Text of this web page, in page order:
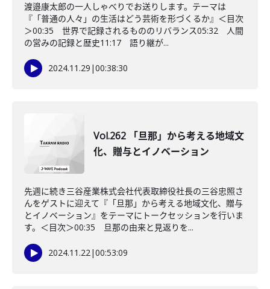
渡邉康太郎の一人しゃべりでお送りします。テーマは
『「普通の人々」の生活はどう芸術を形づくるか』＜目次
＞00:35 世界で記録されるもののリバランス05:32 人間
の営みの記録と歴史11:17 語り継が...
2024.11.29 |00:38:30
Vol.262 「旦那」から考える地域文
化、贈与とイノベーション
先週に続き三谷産業株式会社代表取締役社長の三谷忠照さ
んをゲストに迎えて『「旦那」から考える地域文化、贈与
とイノベーション』をテーマにトークセッションを行いま
す。＜目次＞00:35 旦那の由来と見返りを...
2024.11.22|00:53:09